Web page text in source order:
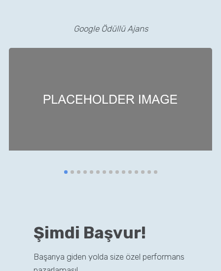
Google Ödüllü Ajans
Şimdi Başvur!
Başarıya giden yolda size özel performans